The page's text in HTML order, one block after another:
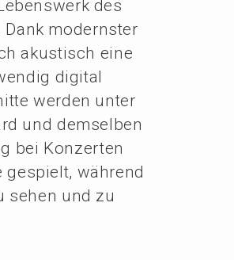
des
moderns­ter
akustisch eine
digital
werden unter
und demsel­ben
bei Konzer­ten
gespielt, während
sehen und zu